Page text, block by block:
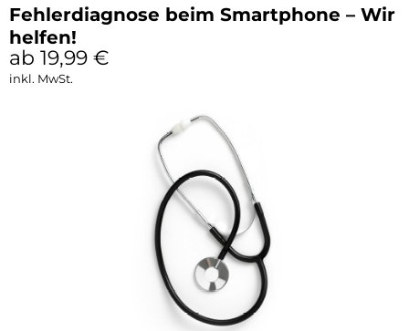
Fehlerdiagnose beim Smartphone – Wir
helfen!
ab 19,99 €
inkl. MwSt.